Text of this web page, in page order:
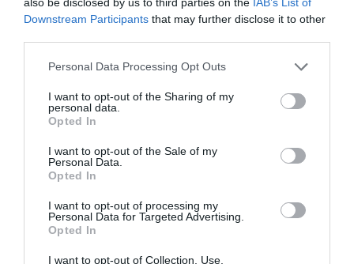
Downstream Participants that may further disclose it to other
Please note that this website/app uses one or more Google
not limited to your visit or usage behaviour. You may click to
grant or deny consent to Google and its third-party tags to
use your data for below specified purposes in below Google
consent section.
Personal Data Processing Opt Outs
I want to opt-out of the Sharing of my
personal data.
Opted In
I want to opt-out of the Sale of my
Personal Data.
Opted In
I want to opt-out of processing my
Personal Data for Targeted Advertising.
Opted In
I want to opt-out of Collection, Use,